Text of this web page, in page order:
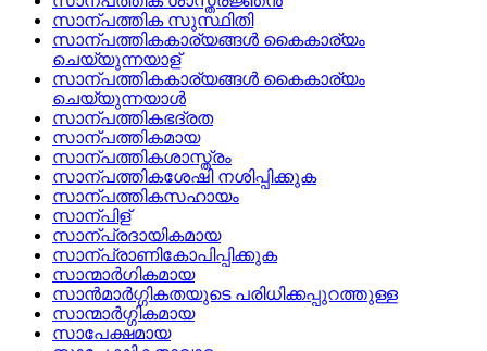
സാന്പത്തിക സുസ്ഥിതി
സാന്പത്തികകാര്യങ്ങള്‍ കൈകാര്യം
ചെയ്യുന്നയാള്
സാന്പത്തികകാര്യങ്ങള്‍ കൈകാര്യം
ചെയ്യുന്നയാള്‍
സാന്പത്തികഭദ്രത
സാന്പത്തികമായ
സാന്പത്തികശാസ്ത്രം
സാന്പത്തികശേഷി നശിപ്പിക്കുക
സാന്പത്തികസഹായം
സാന്പിള്
സാന്പ്രദായികമായ
സാന്പ്രാണികോപിപ്പിക്കുക
സാന്മാര്‍ഗികമായ
സാന്‍മാര്‍ഗ്ഗികതയുടെ പരിധിക്കപ്പുറത്തുള്ള
സാന്മാര്‍ഗ്ഗികമായ
സാപേക്ഷമായ